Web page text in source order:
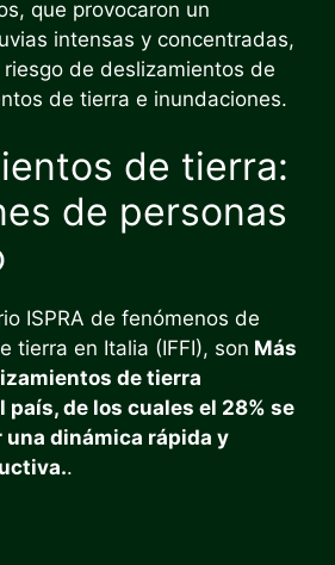
que provocaron un
intensas y concentradas,
de deslizamientos de
de tierra e inundaciones.
de tierra:
de personas
ISPRA de fenómenos de
tierra en Italia (IFFI), son Más
de tierra
país, de los cuales el 28% se
dinámica rápida y
.